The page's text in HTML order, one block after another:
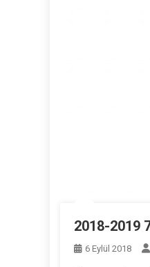
2018-2019
6 Eylül 2018